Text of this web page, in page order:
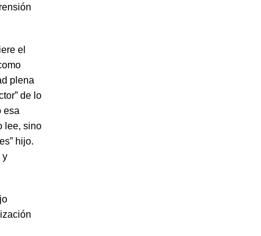
el
plena
de lo
esa
lee, sino
hijo.
y